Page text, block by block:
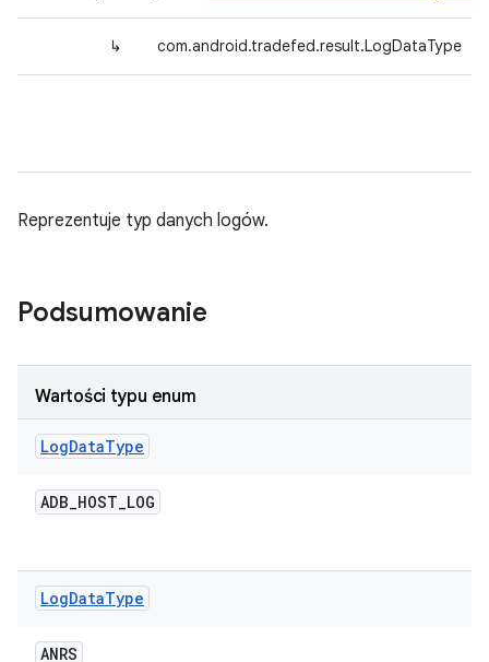
↳ com.android.tradefed.result.LogDataType
Reprezentuje typ danych logów.
Podsumowanie
Wartości typu enum
LogDataType
ADB_HOST_LOG
LogDataType
ANRS